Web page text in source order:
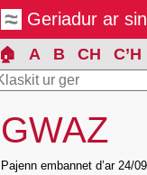
Geriadur ar
🏠 A B CH C’H
GWAZ
Pajenn embannet d’ar 24/